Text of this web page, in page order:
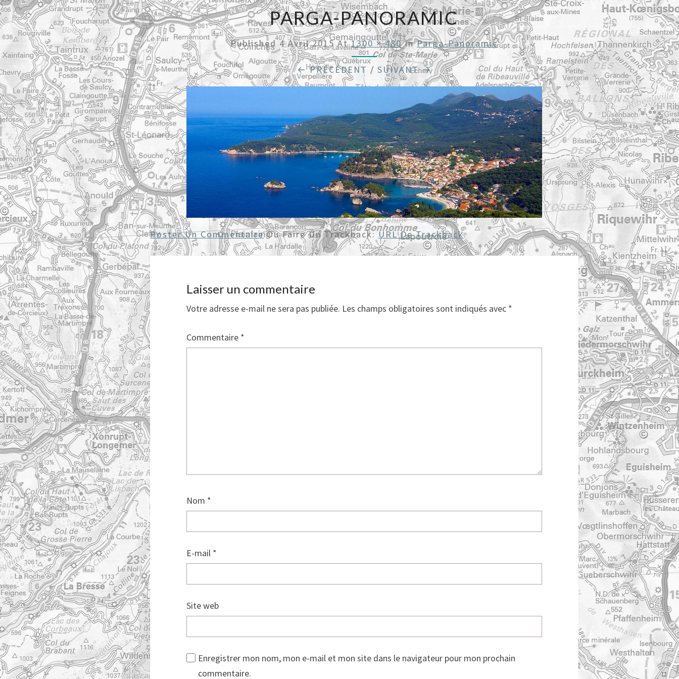
PARGA-PANORAMIC
Published4 Avril 2015At1300 × 480InParga-Panoramic
← PRÉCÉDENT / SUIVANT →
Poster Un CommentaireOu Faire Un Trackback:URL De Trackback.
Laisser un commentaire
Votre adresse e-mail ne sera pas publiée. Les champs obligatoires sont indiqués avec *
Commentaire *
Nom *
E-mail *
Site web
Enregistrer mon nom, mon e-mail et mon site dans le navigateur pour mon prochain
commentaire.